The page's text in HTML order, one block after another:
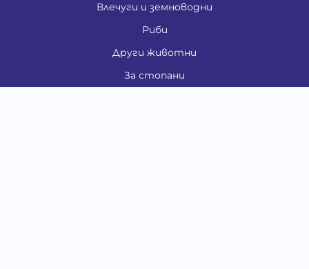
Влечуги и земноводни
Риби
Други животни
За стопани